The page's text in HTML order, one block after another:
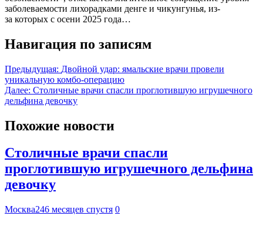
заболеваемости лихорадками денге и чикунгунья, из-
за которых с осени 2025 года…
Навигация по записям
Предыдущая: Двойной удар: ямальские врачи провели
уникальную комбо-операцию
Далее: Столичные врачи спасли проглотившую игрушечного
дельфина девочку
Похожие новости
Столичные врачи спасли
проглотившую игрушечного дельфина
девочку
Москва246 месяцев спустя 0